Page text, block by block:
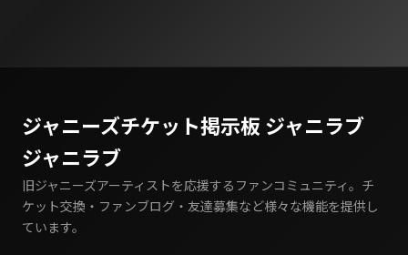
ジャニーズチケット掲示板 ジャニラブ
ジャニラブ
旧ジャニーズアーティストを応援するファンコミュニティ。チ
ケット交換・ファンブログ・友達募集など様々な機能を提供し
ています。